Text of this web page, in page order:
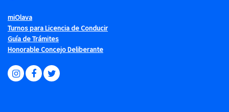
miOlava
Turnos para Licencia de Conducir
Guía de Trámites
Honorable Concejo Deliberante